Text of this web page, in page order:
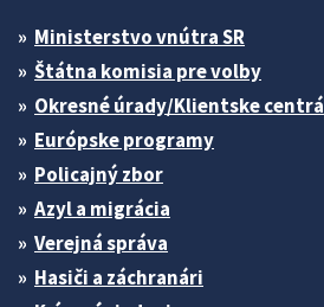
Ministerstvo vnútra SR
Štátna komisia pre volby
Okresné úrady/Klientske centrá
Európske programy
Policajný zbor
Azyl a migrácia
Verejná správa
Hasiči a záchranári